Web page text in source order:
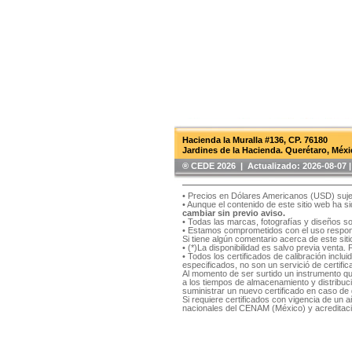
Hacienda la Muralla #136, CP. 76180
Jardines de la Hacienda. Querétaro,
®️ CEDE 2026 | Actualizado: 2026-08-07
• Precios en Dólares Americanos (USD)
• Aunque el contenido de este sitio web ha
cambiar sin previo aviso.
• Todas las marcas, fotografías y diseños
• Estamos comprometidos con el uso
Si tiene algún comentario acerca de este
• (*)La disponibilidad es salvo previa venta.
• Todos los certificados de calibración
especificados, no son un servició de
Al momento de ser surtido un instrumento
a los tiempos de almacenamiento y
suministrar un nuevo certificado en caso de
Si requiere certificados con vigencia de un
nacionales del CENAM (México) y